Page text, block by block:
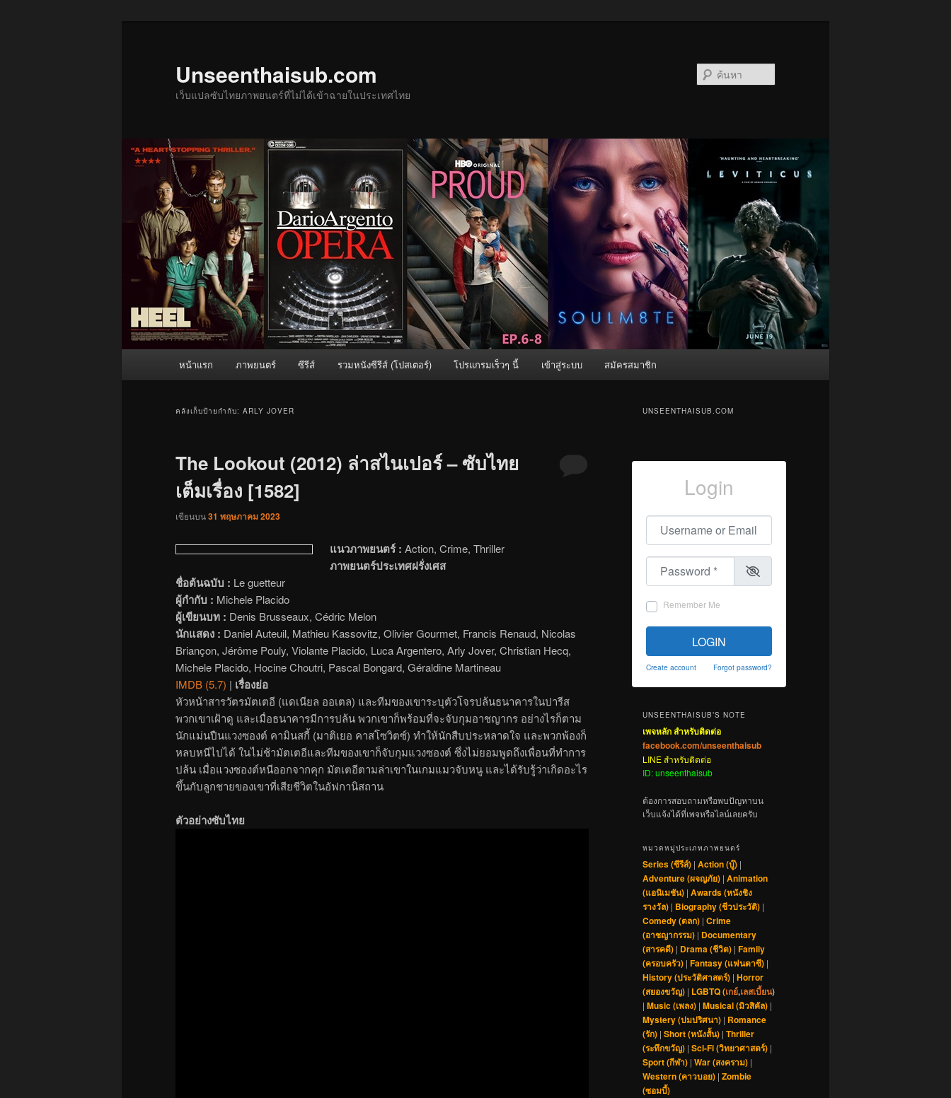
Unseenthaisub.com
เว็บแปลซับไทยภาพยนตร์ที่ไม่ได้เข้าฉายในประเทศไทย
หน้าแรก ภาพยนตร์ ซีรีส์ รวมหนังซีรีส์ (โปสเตอร์) โปรแกรมเร็วๆ นี้ เข้าสู่ระบบ สมัครสมาชิก
คลังเก็บป้ายกำกับ: ARLY JOVER
The Lookout (2012) ล่าสไนเปอร์ – ซับไทย
เต็มเรื่อง [1582]
เขียนบน31 พฤษภาคม 2023
แนวภาพยนตร์ : Action, Crime, Thriller
ภาพยนตร์ประเทศฝรั่งเศส
ชื่อต้นฉบับ : Le guetteur
ผู้กำกับ : Michele Placido
ผู้เขียนบท : Denis Brusseaux, Cédric Melon
นักแสดง : Daniel Auteuil, Mathieu Kassovitz, Olivier Gourmet, Francis Renaud, Nicolas
Briançon, Jérôme Pouly, Violante Placido, Luca Argentero, Arly Jover, Christian Hecq,
Michele Placido, Hocine Choutri, Pascal Bongard, Géraldine Martineau
IMDB (5.7) | เรื่องย่อ
หัวหน้าสารวัตรมัตเตอี (แดเนียล ออเตล) และทีมของเขาระบุตัวโจรปล้นธนาคารในปารีส
พวกเขาเฝ้าดู และเมื่อธนาคารมีการปล้น พวกเขาก็พร้อมที่จะจับกุมอาชญากร อย่างไรก็ตาม
นักแม่นปืนแวงซองต์ คามินสกี้ (มาติเยอ คาสโซวิตซ์) ทำให้นักสืบประหลาดใจ และพวกพ้องก็
หลบหนีไปได้ ในไม่ช้ามัตเตอีและทีมของเขาก็จับกุมแวงซองต์ ซึ่งไม่ยอมพูดถึงเพื่อนที่ทำการ
ปล้น เมื่อแวงซองต์หนีออกจากคุก มัตเตอีตามล่าเขาในเกมแมวจับหนู และได้รับรู้ว่าเกิดอะไร
ขึ้นกับลูกชายของเขาที่เสียชีวิตในอัฟกานิสถาน
ตัวอย่างซับไทย
UNSEENTHAISUB.COM
Login
Username or Email
Password
Remember Me
LOGIN
Create account Forgot password?
UNSEENTHAISUB’S NOTE
เพจหลัก สำหรับติดต่อ
facebook.com/unseenthaisub
LINE สำหรับติดต่อ
ID: unseenthaisub
ต้องการสอบถามหรือพบปัญหาบน
เว็บแจ้งได้ที่เพจหรือไลน์เลยครับ
หมวดหมู่ประเภทภาพยนตร์
Series (ซีรีส์) | Action (บู๊) |
Adventure (ผจญภัย) | Animation
(แอนิเมชัน) | Awards (หนังชิง
รางวัล) | Biography (ชีวประวัติ) |
Comedy (ตลก) | Crime
(อาชญากรรม) | Documentary
(สารคดี) | Drama (ชีวิต) | Family
(ครอบครัว) | Fantasy (แฟนตาซี) |
History (ประวัติศาสตร์) | Horror
(สยองขวัญ) | LGBTQ (เกย์,เลสเบี้ยน)
| Music (เพลง) | Musical (มิวสิคัล) |
Mystery (ปมปริศนา) | Romance
(รัก) | Short (หนังสั้น) | Thriller
(ระทึกขวัญ) | Sci-Fi (วิทยาศาสตร์) |
Sport (กีฬา) | War (สงคราม) |
Western (คาวบอย) | Zombie
(ซอมบี้)